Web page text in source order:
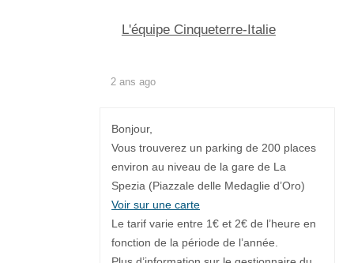
L'équipe Cinqueterre-Italie
2 ans ago
Bonjour,
Vous trouverez un parking de 200 places
environ au niveau de la gare de La
Spezia (Piazzale delle Medaglie d’Oro)
Voir sur une carte
Le tarif varie entre 1€ et 2€ de l’heure en
fonction de la période de l’année.